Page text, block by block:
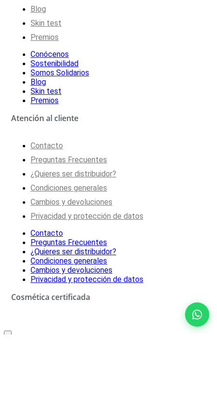
Blog
Skin test
Premios
Conócenos
Sostenibilidad
Somos Solidarios
Blog
Skin test
Premios
Atención al cliente
Contacto
Preguntas Frecuentes
¿Quieres ser distribuidor?
Condiciones generales
Cambios y devoluciones
Privacidad y protección de datos
Contacto
Preguntas Frecuentes
¿Quieres ser distribuidor?
Condiciones generales
Cambios y devoluciones
Privacidad y protección de datos
Cosmética certificada